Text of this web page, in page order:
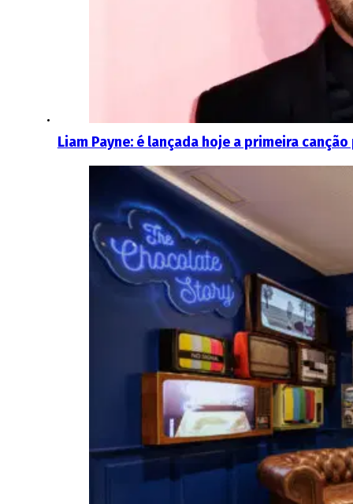
Liam Payne: é lançada hoje a primeira